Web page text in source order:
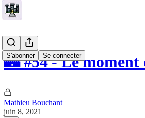
S'abonner Se connecter
🏰 #54 - Le moment
Mathieu Bouchant
juin 8, 2021